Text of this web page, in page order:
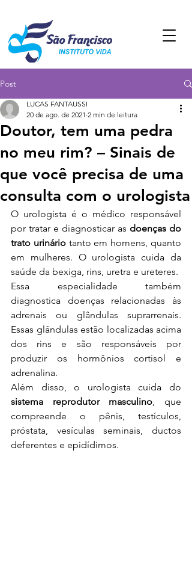
Post
Doutor, tem uma pedra
no meu rim? – Sinais de
que você precisa de uma
consulta com o urologista
LUCAS FANTAUSSI
20 de ago. de 2021 2 min de leitura
O urologista é o médico responsável
por tratar e diagnosticar as doenças do
trato urinário tanto em homens, quanto
em mulheres. O urologista cuida da
saúde da bexiga, rins, uretra e ureteres.
Essa especialidade também
diagnostica doenças relacionadas às
adrenais ou glândulas suprarrenais.
Essas glândulas estão localizadas acima
dos rins e são responsáveis por
produzir os hormônios cortisol e
adrenalina.
sistema reprodutor masculino, que
compreende o pênis, testículos,
próstata, vesículas seminais, ductos
deferentes e epidídimos.